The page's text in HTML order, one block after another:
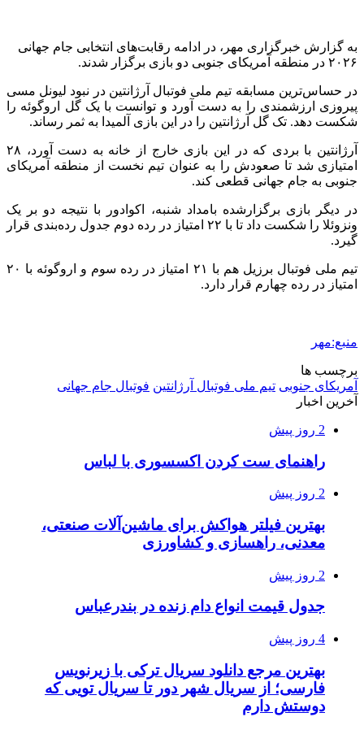
به گزارش خبرگزاری مهر، در ادامه رقابت‌های انتخابی جام جهانی
۲۰۲۶ در منطقه آمریکای جنوبی دو بازی برگزار شدند.
در حساس‌ترین مسابقه تیم ملی فوتبال آرژانتین در نبود لیونل مسی
پیروزی ارزشمندی را به دست آورد و توانست با یک گل اروگوئه را
شکست دهد. تک گل آرژانتین را در این بازی آلمیدا به ثمر رساند.
آرژانتین با بردی که در این بازی خارج از خانه به دست آورد، ۲۸
امتیازی شد تا صعودش را به عنوان تیم نخست از منطقه آمریکای
جنوبی به جام جهانی قطعی کند.
در دیگر بازی برگزارشده بامداد شنبه، اکوادور با نتیجه دو بر یک
ونزوئلا را شکست داد تا با ۲۲ امتیاز در رده دوم جدول رده‌بندی قرار
گیرد.
تیم ملی فوتبال برزیل هم با ۲۱ امتیاز در رده سوم و اروگوئه با ۲۰
امتیاز در رده چهارم قرار دارد.
منبع:مهر
برچسب ها
آمریکای جنوبی تیم ملی فوتبال آرژانتین فوتبال جام جهانی
آخرین اخبار
2 روز پیش
راهنمای ست کردن اکسسوری با لباس
2 روز پیش
بهترین فیلتر هواکش برای ماشین‌آلات صنعتی،
معدنی، راهسازی و کشاورزی
2 روز پیش
جدول قیمت انواع دام زنده در بندرعباس
4 روز پیش
بهترین مرجع دانلود سریال ترکی با زیرنویس
فارسی؛ از سریال شهر دور تا سریال تویی که
دوستش دارم